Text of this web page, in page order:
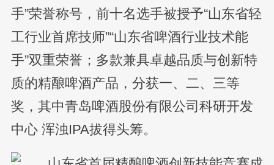
手”荣誉称号，前十名选手被授予“山东省轻
工行业首席技师”“山东省啤酒行业技术能
手”双重荣誉；多款兼具卓越品质与创新特
质的精酿啤酒产品，分获一、二、三等
奖，其中青岛啤酒股份有限公司科研开发
中心 浑浊IPA拔得头筹。